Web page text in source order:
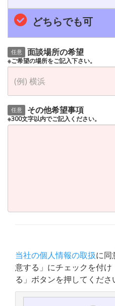
どちらでも可
任意 面談場所の希望
※ご希望の場所をご記入下さい。
任意 その他希望事項
※300文字以内でご記入ください。
当社の個人情報の取扱に同
意する」にチェックを付
る」ボタンを押してくださ